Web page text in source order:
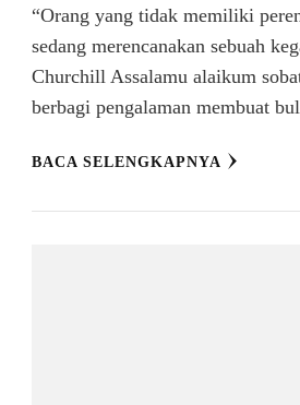
“Orang yang tidak memiliki
sedang merencanakan sebuah
Churchill Assalamu alaikum
berbagi pengalaman membuat
BACA SELENGKAPNYA